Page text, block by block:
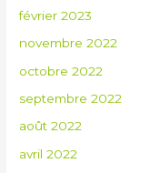
février 2023
novembre 2022
octobre 2022
septembre 2022
août 2022
avril 2022